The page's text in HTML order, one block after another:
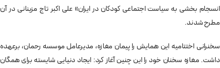
انسجام بخشی به سیاست اجتماعی کودکان در ایران» علی اکبر تاج مزینانی در آن
مطرح شدند.
سخنرانی اختتامیه این همایش را پیمان مغازه، مدیرعامل موسسه رحمان، برعهده
داشت. مغازه سخنان خود را این چنین آغاز کرد: ایجاد دنیایی شایسته برای همگان